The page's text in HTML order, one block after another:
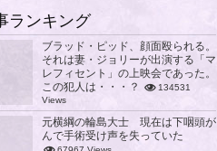
ランキング
ブラッド・ピッド、顔面殴られる。
それは妻・ジョリーが出演する「マ
レフィセント」の上映会であった。
この犯人は・・・？
134531
Views
元横綱の輪島大士 現在は下咽頭が
んで手術受け声を失っていた